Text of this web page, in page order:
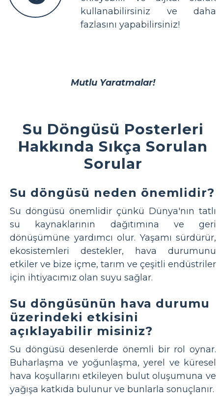
kullanabilirsiniz ve daha
fazlasını yapabilirsiniz!
Mutlu Yaratmalar!
Su Döngüsü Posterleri
Hakkında Sıkça Sorulan
Sorular
Su döngüsü neden önemlidir?
Su döngüsü önemlidir çünkü Dünya'nın tatlı
su kaynaklarının dağıtımına ve geri
dönüşümüne yardımcı olur. Yaşamı sürdürür,
ekosistemleri destekler, hava durumunu
etkiler ve bize içme, tarım ve çeşitli endüstriler
için ihtiyacımız olan suyu sağlar.
Su döngüsünün hava durumu
üzerindeki etkisini
açıklayabilir misiniz?
Su döngüsü desenlerde önemli bir rol oynar.
Buharlaşma ve yoğunlaşma, yerel ve küresel
hava koşullarını etkileyen bulut oluşumuna ve
yağışa katkıda bulunur ve bunlarla sonuçlanır.